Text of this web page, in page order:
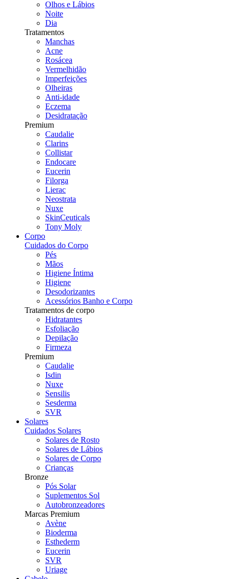
Olhos e Lábios
Noite
Dia
Tratamentos
Manchas
Acne
Rosácea
Vermelhidão
Imperfeições
Olheiras
Anti-idade
Eczema
Desidratação
Premium
Caudalie
Clarins
Collistar
Endocare
Eucerin
Filorga
Lierac
Neostrata
Nuxe
SkinCeuticals
Tony Moly
Corpo
Cuidados do Corpo
Pés
Mãos
Higiene Íntima
Higiene
Desodorizantes
Acessórios Banho e Corpo
Tratamentos de corpo
Hidratantes
Esfoliação
Depilação
Firmeza
Premium
Caudalie
Isdin
Nuxe
Sensilis
Sesderma
SVR
Solares
Cuidados Solares
Solares de Rosto
Solares de Lábios
Solares de Corpo
Crianças
Bronze
Pós Solar
Suplementos Sol
Autobronzeadores
Marcas Premium
Avène
Bioderma
Esthederm
Eucerin
SVR
Uriage